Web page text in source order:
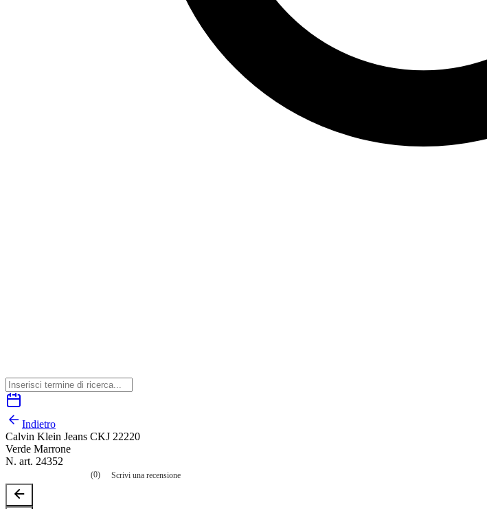
Indietro
Calvin Klein Jeans CKJ 22220
Verde Marrone
N. art. 24352
valutazione
(0) Scrivi una recensione